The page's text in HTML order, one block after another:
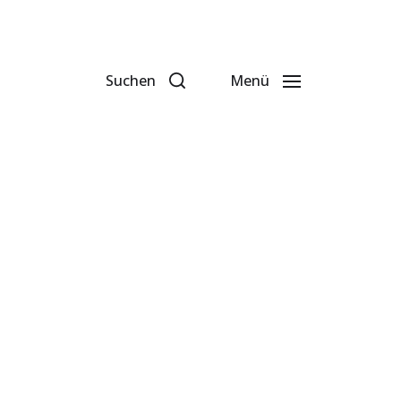
Suchen Menü